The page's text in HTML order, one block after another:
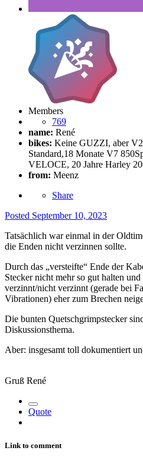
Members
769
name: René
bikes: Keine GUZZI, aber
Standard,18 Monate V7
VELOCE, 20 Jahre Harley
from: Meenz
Share
Posted September 10, 2023
Tatsächlich war einmal in der
die Enden nicht verzinnen sollte.
Durch das „versteifte“ Ende der
Stecker nicht mehr so gut halten
verzinnt/nicht verzinnt (gerade bei
Vibrationen) eher zum Brechen
Die bunten Quetschgrimpstecker
Diskussionsthema.
Aber: insgesamt toll dokumentiert
Gruß René
Quote
Link to comment